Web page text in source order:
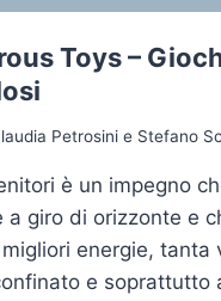
Toys –
Petrosini e Stefano
è un impegno
a giro di orizzonte e
energie, tanta
e soprattutto